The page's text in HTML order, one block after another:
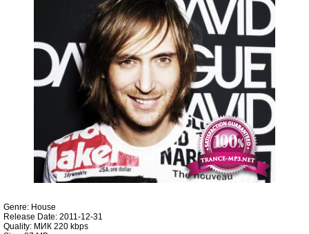
Genre: House
Release Date: 2011-12-31
Quality: МИК 220 kbps